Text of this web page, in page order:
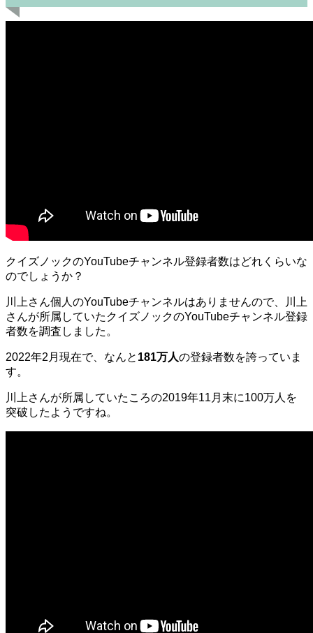
クイズノックのYouTubeチャンネル登録者数はどれくらいな
のでしょうか？
川上さん個人のYouTubeチャンネルはありませんので、川上
さんが所属していたクイズノックのYouTubeチャンネル登録
者数を調査しました。
2022年2月現在で、なんと 181万人の登録者数を誇っていま
す。
川上さんが所属していたころの2019年11月末に100万人を
突破したようですね。